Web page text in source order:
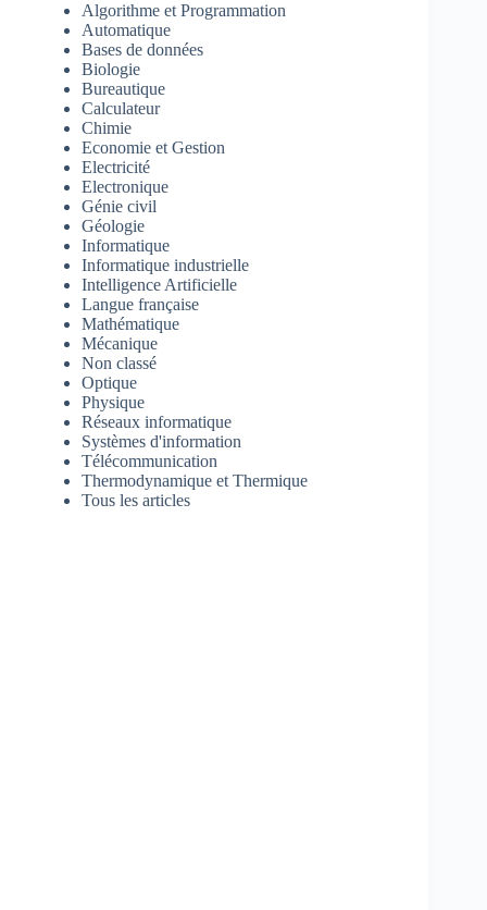
Algorithme et Programmation
Automatique
Bases de données
Biologie
Bureautique
Calculateur
Chimie
Economie et Gestion
Electricité
Electronique
Génie civil
Géologie
Informatique
Informatique industrielle
Intelligence Artificielle
Langue française
Mathématique
Mécanique
Non classé
Optique
Physique
Réseaux informatique
Systèmes d'information
Télécommunication
Thermodynamique et Thermique
Tous les articles